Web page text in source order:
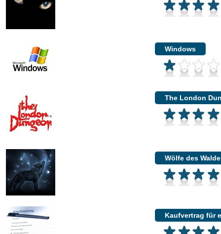
Windows
The London
Wölfe des
Kaufvertrag für